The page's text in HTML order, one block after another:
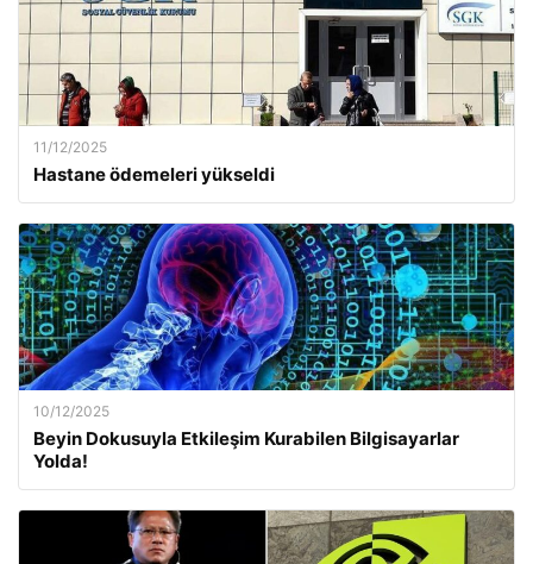
11/12/2025
Hastane ödemeleri yükseldi
10/12/2025
Beyin Dokusuyla Etkileşim Kurabilen Bilgisayarlar
Yolda!